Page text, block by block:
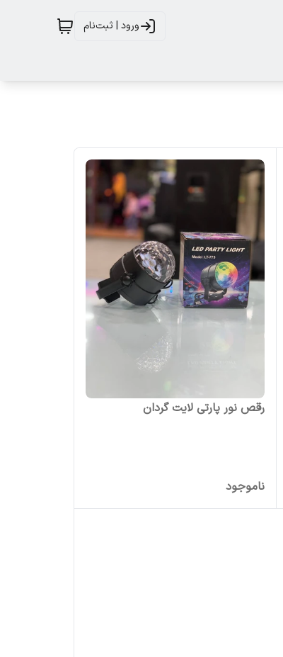
ورود | ثبت‌نام
رقص نور پارتی لایت گردان
ناموجود